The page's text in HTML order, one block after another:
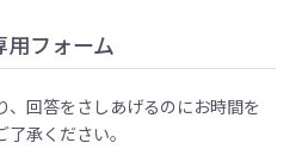
フォーム
、回答をさしあげるのにお時間を
承ください。